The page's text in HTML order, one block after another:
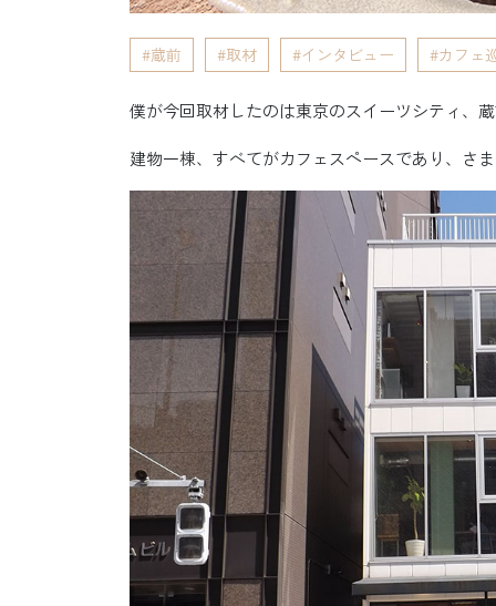
蔵前 取材 インタビュー カフェ
僕が今回取材したのは東京のスイーツシティ、
建物一棟、すべてがカフェスペースであり、さ